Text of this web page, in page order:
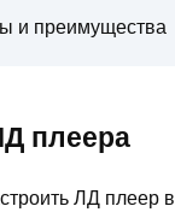
и преимущества
плеера
ЛД плеер